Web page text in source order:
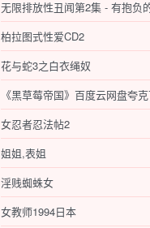
无限排放性丑闻第2集 - 有抱负
柏拉图式性爱CD2
花与蛇3之白衣绳奴
《黑草莓帝国》百度云网盘夸
女忍者忍法帖2
姐姐,表姐
淫贱蜘蛛女
女教师1994日本